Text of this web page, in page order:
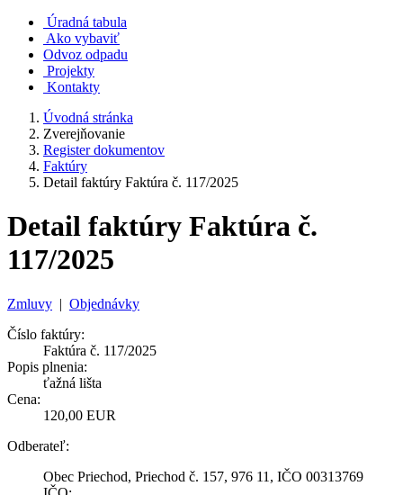
Úradná tabula
Ako vybaviť
Odvoz odpadu
Projekty
Kontakty
Úvodná stránka
Zverejňovanie
Register dokumentov
Faktúry
Detail faktúry Faktúra č. 117/2025
Detail faktúry Faktúra č.
117/2025
Zmluvy | Objednávky
Číslo faktúry:
Faktúra č. 117/2025
Popis plnenia:
ťažná lišta
Cena:
120,00 EUR
Odberateľ:
Obec Priechod, Priechod č. 157, 976 11, IČO 00313769